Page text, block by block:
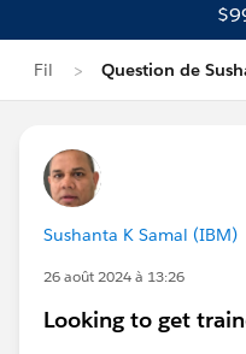
Fil Question de
Sushanta K Samal (IBM)
26 août 2024 à 13:26
Looking to get